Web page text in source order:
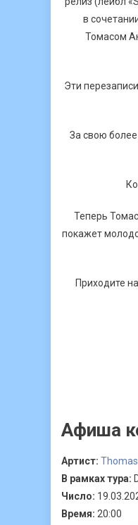
в
Томасом
Эти
За свою
Теперь
покажет
Приходите
Афиша
Артист:
В рамках тура:
Число:
Время: 20:00